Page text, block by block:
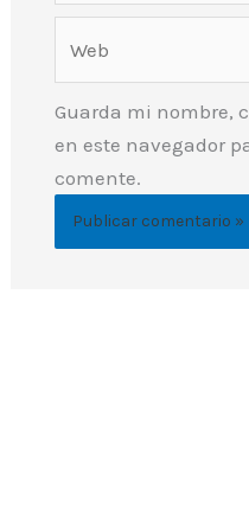
Guarda mi nombre,
en este navegador
comente.